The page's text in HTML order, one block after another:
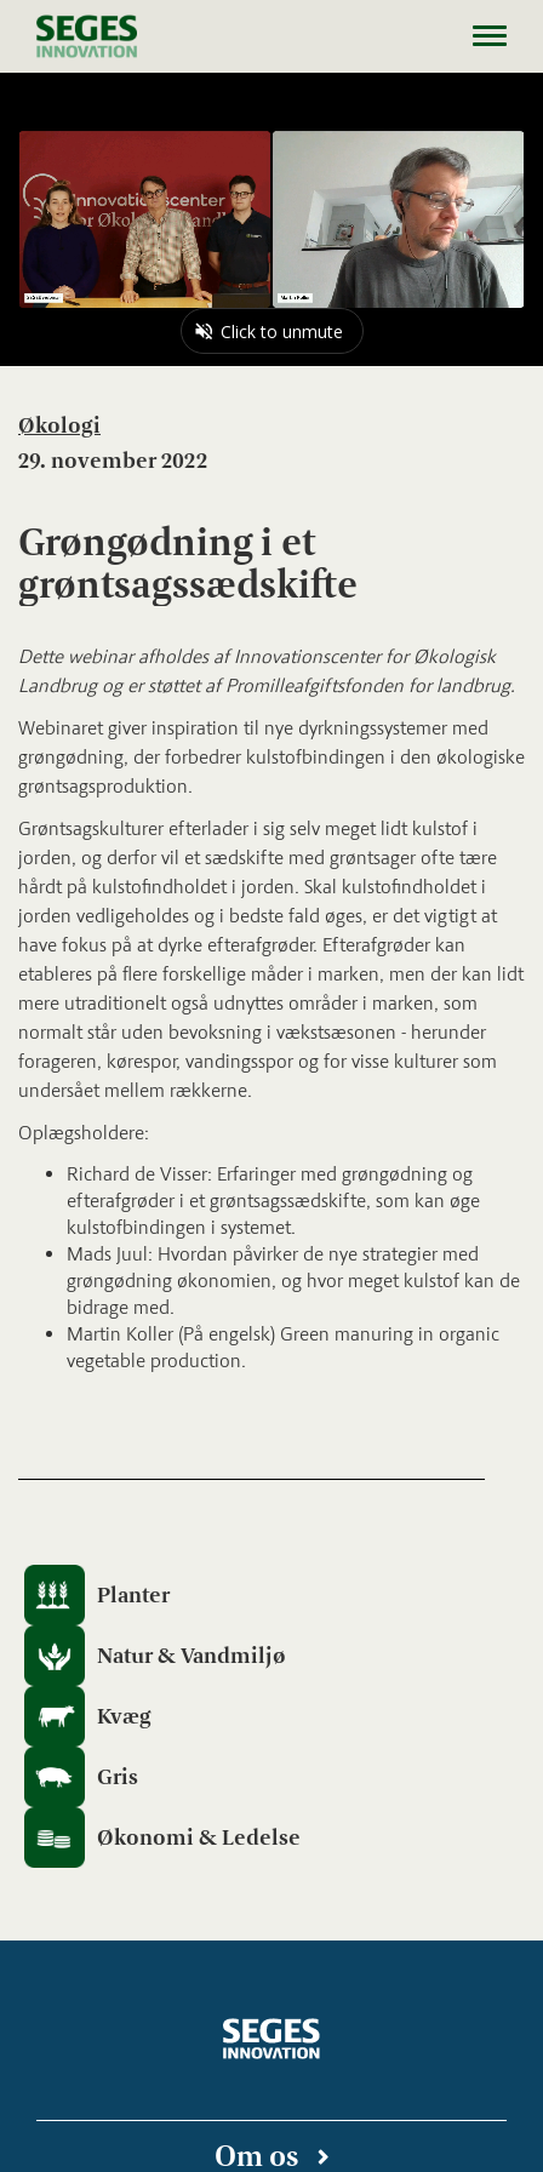
Økologi
29. november 2022
Grøngødning i et
grøntsagssædskifte
Dette webinar afholdes af Innovationscenter for Økologisk
Landbrug og er støttet af Promilleafgiftsfonden for landbrug.
Webinaret giver inspiration til nye dyrkningssystemer med
grøngødning, der forbedrer kulstofbindingen i den økologiske
grøntsagsproduktion.
Grøntsagskulturer efterlader i sig selv meget lidt kulstof i
jorden, og derfor vil et sædskifte med grøntsager ofte tære
hårdt på kulstofindholdet i jorden. Skal kulstofindholdet i
jorden vedligeholdes og i bedste fald øges, er det vigtigt at
have fokus på at dyrke efterafgrøder. Efterafgrøder kan
etableres på flere forskellige måder i marken, men der kan lidt
mere utraditionelt også udnyttes områder i marken, som
normalt står uden bevoksning i vækstsæsonen - herunder
forageren, kørespor, vandingsspor og for visse kulturer som
undersået mellem rækkerne.
Oplægsholdere:
Richard de Visser: Erfaringer med grøngødning og
efterafgrøder i et grøntsagssædskifte, som kan øge
kulstofbindingen i systemet.
Mads Juul: Hvordan påvirker de nye strategier med
grøngødning økonomien, og hvor meget kulstof kan de
bidrage med.
Martin Koller (På engelsk) Green manuring in organic
vegetable production.
Planter
Natur & Vandmiljø
Kvæg
Gris
Økonomi & Ledelse
Om os